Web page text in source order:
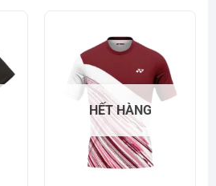
HẾT HÀNG